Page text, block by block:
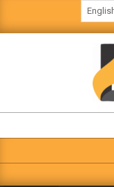
to
BIHAR
AAPTAK
Navigation
Menu